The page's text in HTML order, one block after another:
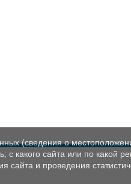
(сведения о
с какого сайта или по какой
сайта и проведения